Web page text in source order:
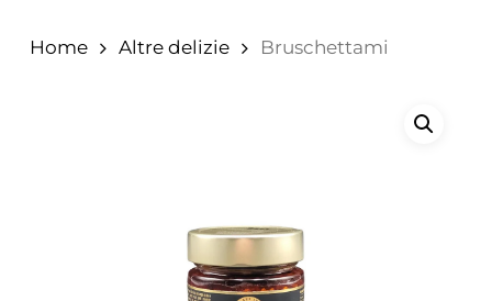
Home Altre delizie Bruschettami